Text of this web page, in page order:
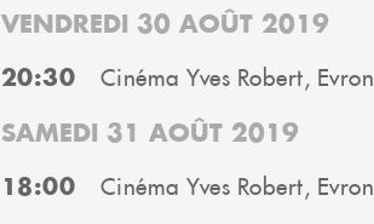
VENDREDI 30 AOÛT 2019
20:30 Cinéma Yves Robert, Evron
SAMEDI 31 AOÛT 2019
18:00 Cinéma Yves Robert, Evron